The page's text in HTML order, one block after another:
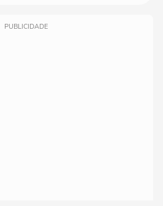
PUBLICIDADE